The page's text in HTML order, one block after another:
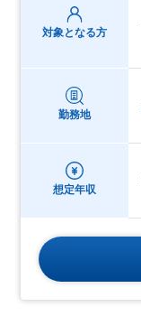
対象となる方
勤務地
想定年収